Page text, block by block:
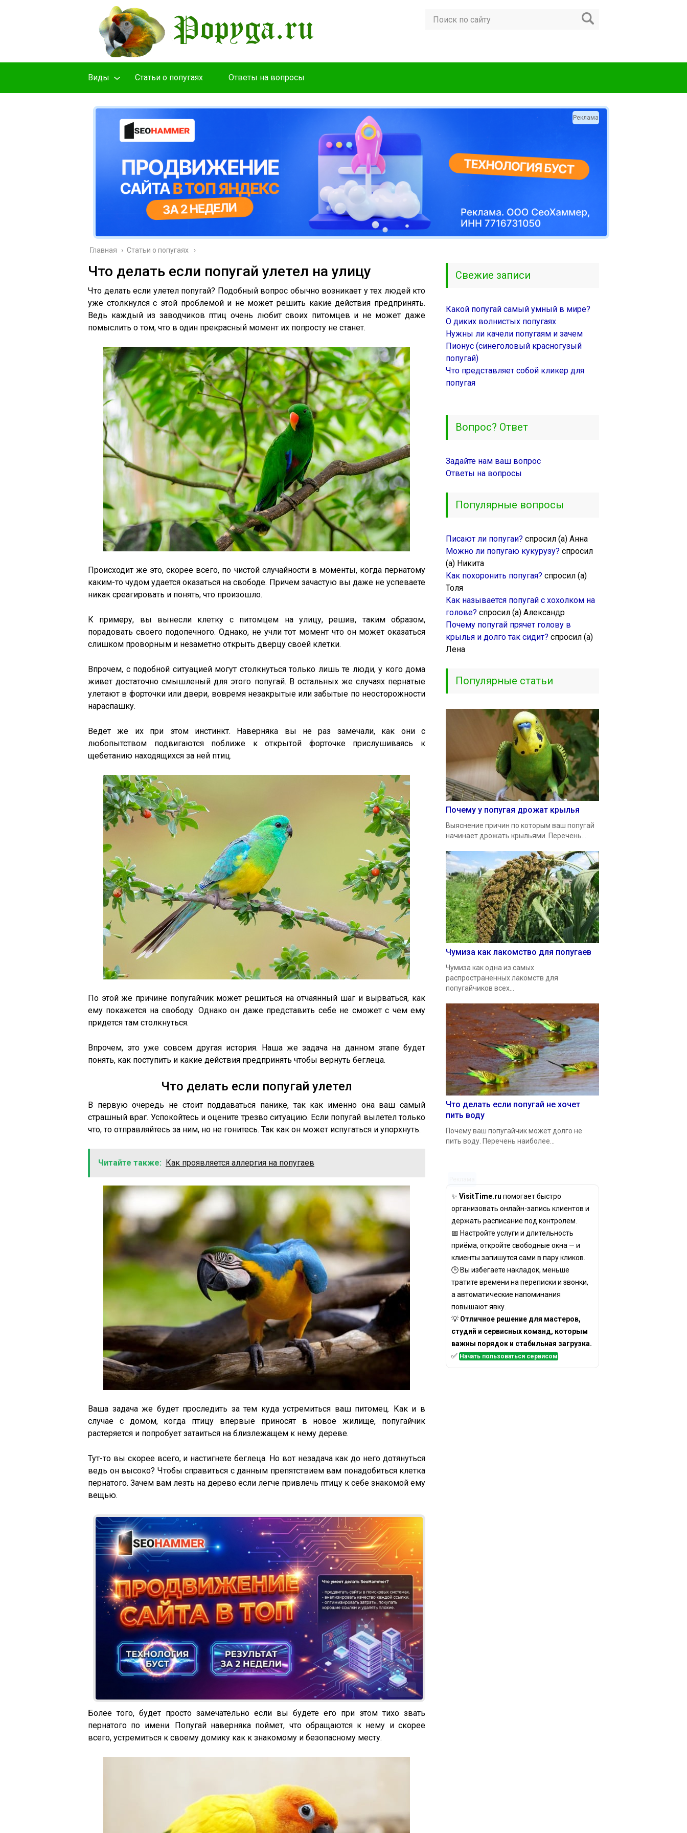
Виды Cтатьи о попугаях Ответы на вопросы
Реклама
Главная › Cтатьи о попугаях
Что делать если попугай улетел на улицу
Что делать если улетел попугай? Подобный вопрос обычно возникает у тех людей кто
уже столкнулся с этой проблемой и не может решить какие действия предпринять.
Ведь каждый из заводчиков птиц очень любит своих питомцев и не может даже
помыслить о том, что в один прекрасный момент их попросту не станет.
Происходит же это, скорее всего, по чистой случайности в моменты, когда пернатому
каким-то чудом удается оказаться на свободе. Причем зачастую вы даже не успеваете
никак среагировать и понять, что произошло.
К примеру, вы вынесли клетку с питомцем на улицу, решив, таким образом,
порадовать своего подопечного. Однако, не учли тот момент что он может оказаться
слишком проворным и незаметно открыть дверцу своей клетки.
Впрочем, с подобной ситуацией могут столкнуться только лишь те люди, у кого дома
живет достаточно смышленый для этого попугай. В остальных же случаях пернатые
улетают в форточки или двери, вовремя незакрытые или забытые по неосторожности
нараспашку.
Ведет же их при этом инстинкт. Наверняка вы не раз замечали, как они с
любопытством подвигаются поближе к открытой форточке прислушиваясь к
щебетанию находящихся за ней птиц.
По этой же причине попугайчик может решиться на отчаянный шаг и вырваться, как
ему покажется на свободу. Однако он даже представить себе не сможет с чем ему
придется там столкнуться.
Впрочем, это уже совсем другая история. Наша же задача на данном этапе будет
понять, как поступить и какие действия предпринять чтобы вернуть беглеца.
Что делать если попугай улетел
В первую очередь не стоит поддаваться панике, так как именно она ваш самый
страшный враг. Успокойтесь и оцените трезво ситуацию. Если попугай вылетел только
что, то отправляйтесь за ним, но не гонитесь. Так как он может испугаться и упорхнуть.
Читайте также: Как проявляется аллергия на попугаев
Ваша задача же будет проследить за тем куда устремиться ваш питомец. Как и в
случае с домом, когда птицу впервые приносят в новое жилище, попугайчик
растеряется и попробует затаиться на близлежащем к нему дереве.
Тут-то вы скорее всего, и настигнете беглеца. Но вот незадача как до него дотянуться
ведь он высоко? Чтобы справиться с данным препятствием вам понадобиться клетка
пернатого. Зачем вам лезть на дерево если легче привлечь птицу к себе знакомой ему
вещью.
Реклама
Более того, будет просто замечательно если вы будете его при этом тихо звать
пернатого по имени. Попугай наверняка поймет, что обращаются к нему и скорее
всего, устремиться к своему домику как к знакомому и безопасному месту.
Свежие записи
Какой попугай самый умный в мире?
О диких волнистых попугаях
Нужны ли качели попугаям и зачем
Пионус (синеголовый красногузый
попугай)
Что представляет собой кликер для
попугая
Вопрос? Ответ
Задайте нам ваш вопрос
Ответы на вопросы
Популярные вопросы
Писают ли попугаи? спросил (а) Анна
Можно ли попугаю кукурузу? спросил
(а) Никита
Как похоронить попугая? спросил (а)
Толя
Как называется попугай с хохолком на
голове? спросил (а) Александр
Почему попугай прячет голову в
крылья и долго так сидит? спросил (а)
Лена
Популярные статьи
Почему у попугая дрожат крылья
Выяснение причин по которым ваш попугай
начинает дрожать крыльями. Перечень...
Чумиза как лакомство для попугаев
Чумиза как одна из самых
распространенных лакомств для
попугайчиков всех...
Что делать если попугай не хочет
пить воду
Почему ваш попугайчик может долго не
пить воду. Перечень наиболее...
✨ VisitTime.ru помогает быстро
организовать онлайн-запись клиентов и
держать расписание под контролем.
📅 Настройте услуги и длительность
приёма, откройте свободные окна — и
клиенты запишутся сами в пару кликов.
🕒 Вы избегаете накладок, меньше
тратите времени на переписки и звонки,
а автоматические напоминания
повышают явку.
💡 Отличное решение для мастеров,
студий и сервисных команд, которым
важны порядок и стабильная загрузка.
✅ Начать пользоваться сервисом